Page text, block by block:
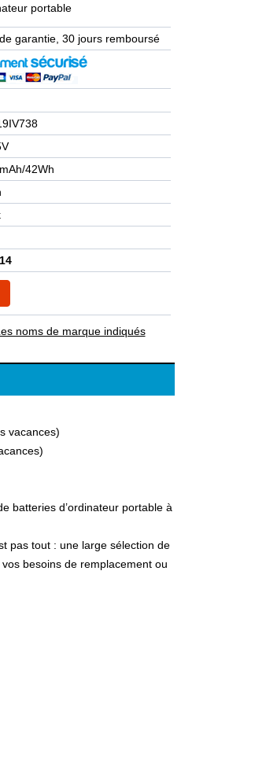
portable
garantie, 30 jours remboursé
42Wh
noms de marque indiqués
vacances)
batteries d’ordinateur portable à
pas tout : une large sélection de
besoins de remplacement ou